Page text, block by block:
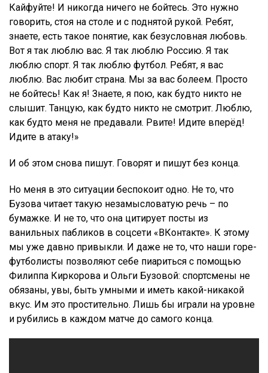
Кайфуйте! И никогда ничего не бойтесь. Это нужно
говорить, стоя на столе и с поднятой рукой. Ребят,
знаете, есть такое понятие, как безусловная любовь.
Вот я так люблю вас. Я так люблю Россию. Я так
люблю спорт. Я так люблю футбол. Ребят, я вас
люблю. Вас любит страна. Мы за вас болеем. Просто
не бойтесь! Как я! Знаете, я пою, как будто никто не
слышит. Танцую, как будто никто не смотрит. Люблю,
как будто меня не предавали. Рвите! Идите вперёд!
Идите в атаку!»
И об этом снова пишут. Говорят и пишут без конца.
Но меня в это ситуации беспокоит одно. Не то, что
Бузова читает такую незамысловатую речь – по
бумажке. И не то, что она цитирует посты из
ванильных пабликов в соцсети «ВКонтакте». К этому
мы уже давно привыкли. И даже не то, что наши горе-
футболисты позволяют себе пиариться с помощью
Филиппа Киркорова и Ольги Бузовой: спортсмены не
обязаны, увы, быть умными и иметь какой-никакой
вкус. Им это простительно. Лишь бы играли на уровне
и рубились в каждом матче до самого конца.